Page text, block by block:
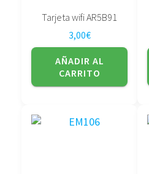
Tarjeta wifi AR5B91
3,00€
AÑADIR AL
CARRITO